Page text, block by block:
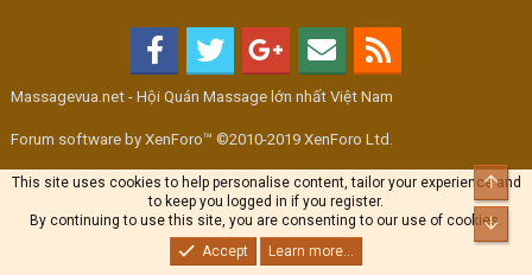
Massagevua.net - Hội Quán Massage lớn nhất Việt Nam
Forum software by XenForo™ ©2010-2019 XenForo Ltd.
This site uses cookies to help personalise content, tailor your experience and
to keep you logged in if you register.
By continuing to use this site, you are consenting to our use of cookies.
Accept
Learn more...
Top